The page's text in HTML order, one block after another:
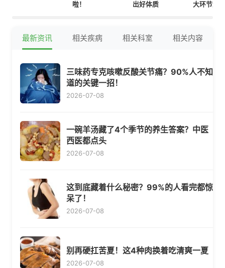
啦！
出好体质
大环节划
最新资讯 相关疾病 相关科室 相关内容
三味药专克咳嗽反酸关节痛？90%人不知
道的关键一招！
2026-07-08
一碗羊汤藏了4个季节的养生答案？中医
西医都点头
2026-07-08
这到底藏着什么秘密？99%的人看完都惊
呆了！
2026-07-08
别再硬扛苦夏！这4种肉换着吃清爽一夏
2026-07-08